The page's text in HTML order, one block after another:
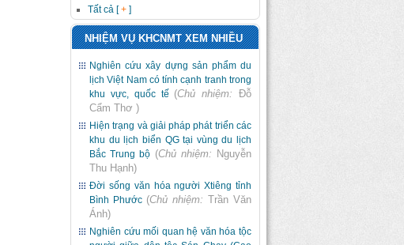
Tất cả [+ ]
NHIỆM VỤ KHCNMT XEM NHIỀU
Nghiên cứu xây dựng sản phẩm du
lịch Việt Nam có tính cạnh tranh trong
khu vực, quốc tế (Chủ nhiệm:
Đỗ
Cẩm Thơ )
Hiện trạng và giải pháp phát triển các
khu du lịch biển QG tại vùng du lịch
Bắc Trung bộ (Chủ nhiệm: Nguyễn
Thu Hạnh)
Đời sống văn hóa người Xtiêng tỉnh
Bình Phước (Chủ nhiệm: Trần Văn
Ánh)
Nghiên cứu mối quan hệ văn hóa tộc